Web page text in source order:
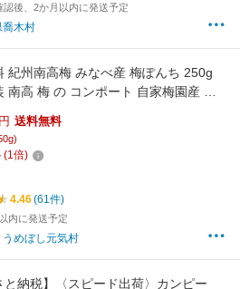
認後、2か月以内に発送予定
喬木村
紀州南高梅 みなべ産 梅ぽんち 250g
南高 梅 の コンポート 自家梅園産 和
べ 添加物不使用 ゆうパケット便 同
指定不可
円 送料無料
(1倍)
4.46(61件)
内に発送予定
うめぼし元気村
と納税】〈スピード出荷〉カンピー